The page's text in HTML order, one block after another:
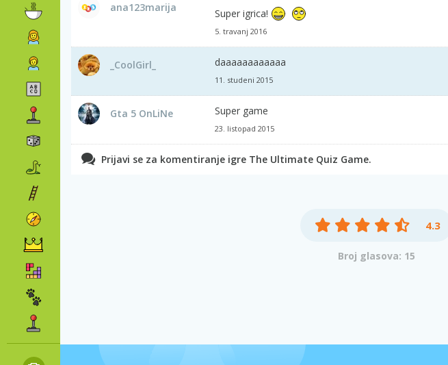
ana123marija Super igrica!
5. travanj 2016
_CoolGirl_ daaaaaaaaaaaa
11. studeni 2015
Gta 5 OnLiNe Super game
23. listopad 2015
Prijavi se za komentiranje igre The Ultimate Quiz Game.
4.3
Broj glasova: 15